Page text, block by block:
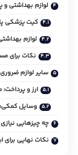
لوازم بهداشتی
کیت پزشکی
لوازم
نکات برای
سایر لوازم
ارز و
وسایل کمکی:
چه چیزهایی
نکات نهایی